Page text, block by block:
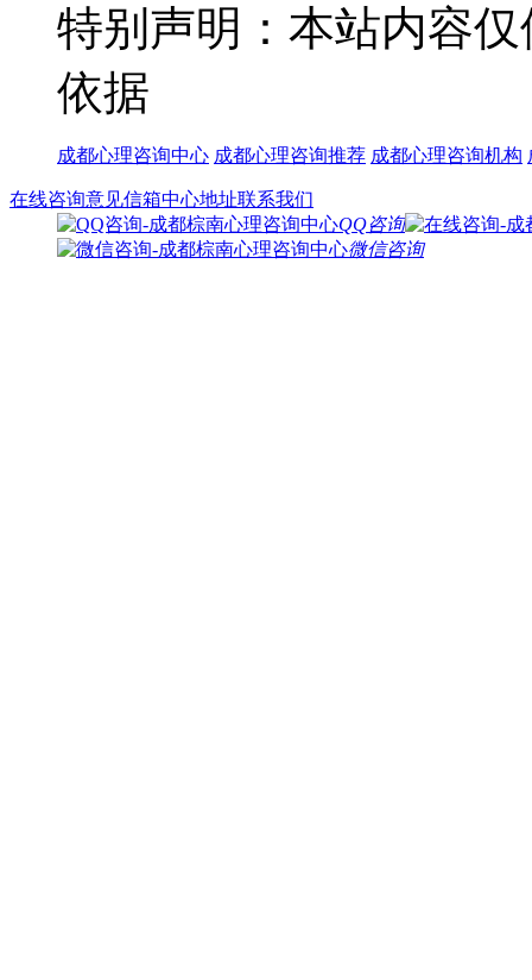
特别声明：本站内容
依据
成都心理咨询中心 成都心理咨询推荐 成都心理咨询机构
在线咨询意见信箱中心地址联系我们
QQ咨询
微信咨询